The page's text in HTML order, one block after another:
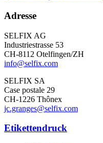
Adresse
SELFIX AG
Industriestrasse 53
CH-8112 Otelfingen/ZH
info@selfix.com
SELFIX SA
Case postale 29
CH-1226 Thônex
jc.granges@selfix.com
Etikettendruck